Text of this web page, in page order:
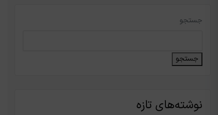
جستجو
جستجو
نوشته‌های تازه